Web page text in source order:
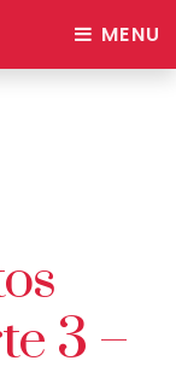
MENU
3 –